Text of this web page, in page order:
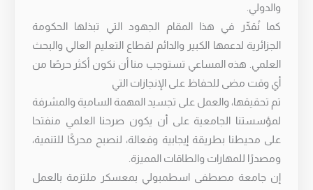
والدولي.
كما نُقدِّر في هذا المقام الجهود التي تبذلها الحكومة
الجزائرية لدعمها الكبير والدائم لقطاع التعليم العالي والبحث
العلمي. هذه المساعي تستوجب منا أن نكون أكثر حرصًا من
أي وقت مضى للحفاظ على الإنجازات التي
تم تحقيقها، والعمل على تجسيد المهمة السامية والمشرفة
لمؤسستنا الجامعية على أن يكون صرحنا العلمي منفتحا
على محيطنا بطريقة إيجابية وفعالة، لنصبح محركًا للتنمية،
ومصدرًا للمهارات والطاقات المميزة.
إن جامعة مصطفى اسطمبولي بمعسكر ملتزمة بالعمل